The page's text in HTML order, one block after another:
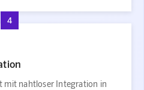
4
mit nahtloser Integration in